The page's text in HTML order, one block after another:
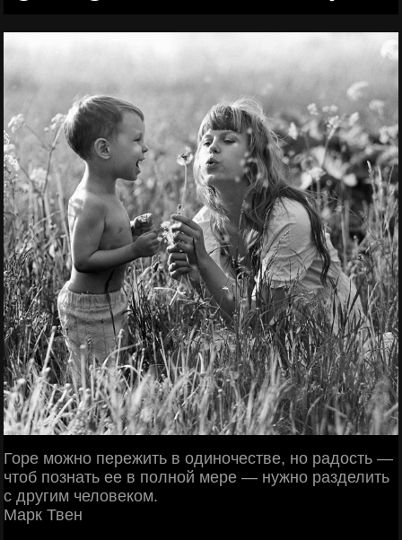
Горе можно пережить в одиночестве, но радость —
чтоб познать ее в полной мере — нужно разделить
с другим человеком.
Марк Твен